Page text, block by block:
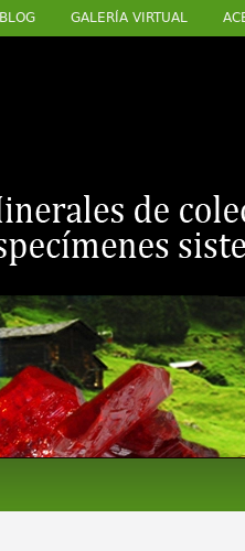
BLOG GALERÍA VIRTUAL